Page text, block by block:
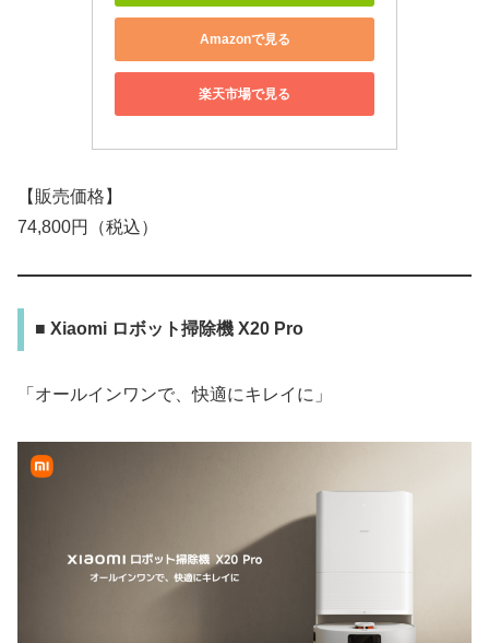
Amazonで見る
楽天市場で見る
【販売価格】
74,800円（税込）
■ Xiaomi ロボット掃除機 X20 Pro
「オールインワンで、快適にキレイに」